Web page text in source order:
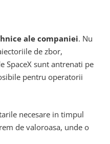
ale companiei. Nu
de zbor,
SpaceX sunt antrenati pe
pentru operatorii
necesare in timpul
de valoroasa, unde o